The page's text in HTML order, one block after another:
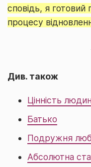
сповідь, я готовий
процесу
Див. також
Цінність
Батько
Подружня
Абсолютна